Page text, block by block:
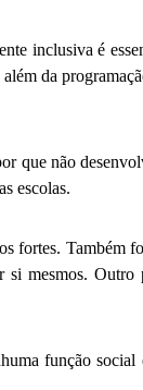
inclusiva é
da
que não
escolas.
fortes.
mesmos.
função